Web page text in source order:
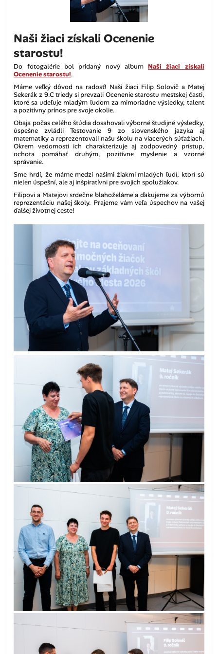
Naši žiaci získali Ocenenie
starostu!
Do fotogalérie bol pridaný nový albumNaši žiaci získali
Ocenenie starostu!.
Máme veľký dôvod na radosť! Naši žiaci Filip Solovič a Matej
Sekerák z 9.C triedy si prevzali Ocenenie starostu mestskej časti,
ktoré sa udeľuje mladým ľuďom za mimoriadne výsledky, talent
a pozitívny prínos pre svoje okolie.
Obaja počas celého štúdia dosahovali výborné študijné výsledky,
úspešne zvládli Testovanie 9 zo slovenského jazyka aj
matematiky a reprezentovali našu školu na viacerých súťažiach.
Okrem vedomostí ich charakterizuje aj zodpovedný prístup,
ochota pomáhať druhým, pozitívne myslenie a vzorné
správanie.
Sme hrdí, že máme medzi našimi žiakmi mladých ľudí, ktorí sú
nielen úspešní, ale aj inšpiratívni pre svojich spolužiakov.
Filipovi a Matejovi srdečne blahoželáme a ďakujeme za výbornú
reprezentáciu našej školy. Prajeme vám veľa úspechov na vašej
ďalšej životnej ceste!